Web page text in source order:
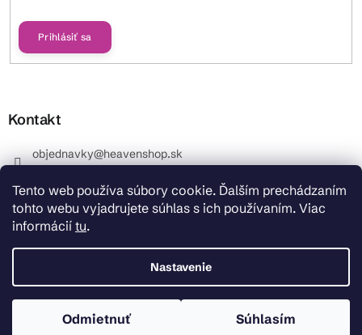
Tento web používa súbory cookie. Ďalším prechádzaním
tohto webu vyjadrujete súhlas s ich používaním. Viac
informácií tu.
Nastavenie
Odmietnuť Súhlasím
Prihlásiť sa
Kontakt
objednavky@heavenshop.sk
_Info objednávky : +421 914 399 399 Pracovné dni od
8.00 hod. do 12.00 . REKLAMÁCIE : +421 914 399 399
HeavenShop.sk
HeavenShop.sk
Copyright 2026Heavenshop . Všetky práva vyhradené.